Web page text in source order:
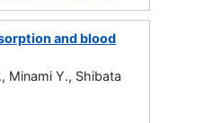
and blood
Minami Y., Shibata